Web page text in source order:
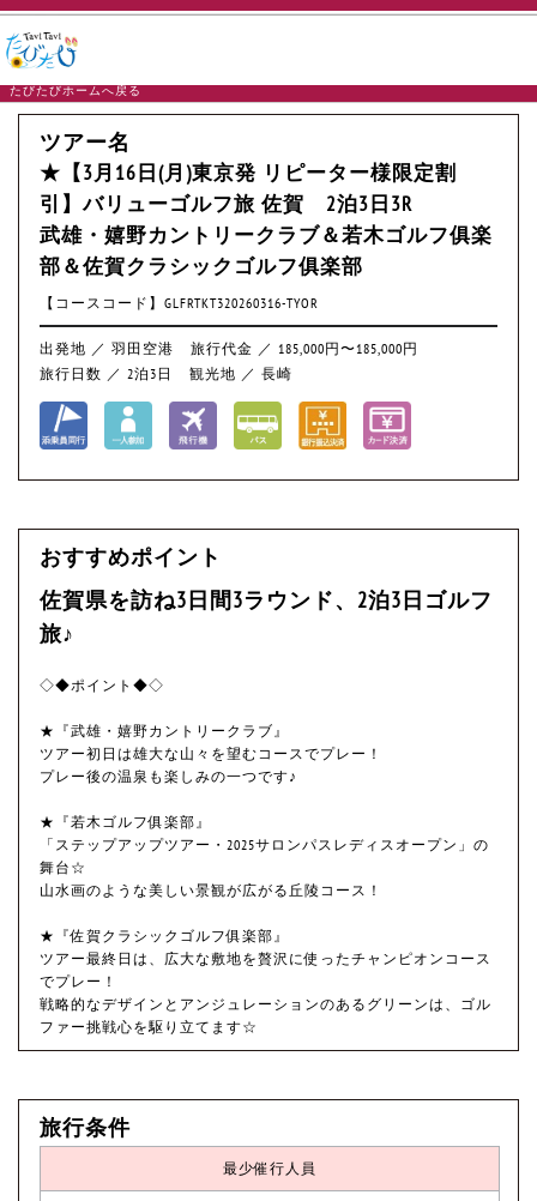
たびたびホームへ戻る
ツアー名
★【3月16日(月)東京発 リピーター様限定割
引】バリューゴルフ旅 佐賀 2泊3日3R
武雄・嬉野カントリークラブ＆若木ゴルフ俱楽
部＆佐賀クラシックゴルフ俱楽部
【コースコード】GLFRTKT320260316-TYOR
出発地 ／ 羽田空港
旅行代金 ／ 185,000円〜185,000円
旅行日数 ／ 2泊3日
観光地 ／ 長崎
おすすめポイント
佐賀県を訪ね3日間3ラウンド、2泊3日ゴルフ
旅♪
◇◆ポイント◆◇
★『武雄・嬉野カントリークラブ』
ツアー初日は雄大な山々を望むコースでプレー！
プレー後の温泉も楽しみの一つです♪
★『若木ゴルフ俱楽部』
「ステップアップツアー・2025サロンパスレディスオープン」の
舞台☆
山水画のような美しい景観が広がる丘陵コース！
★『佐賀クラシックゴルフ俱楽部』
ツアー最終日は、広大な敷地を贅沢に使ったチャンピオンコース
でプレー！
戦略的なデザインとアンジュレーションのあるグリーンは、ゴル
ファー挑戦心を駆り立てます☆
旅行条件
最少催行人員